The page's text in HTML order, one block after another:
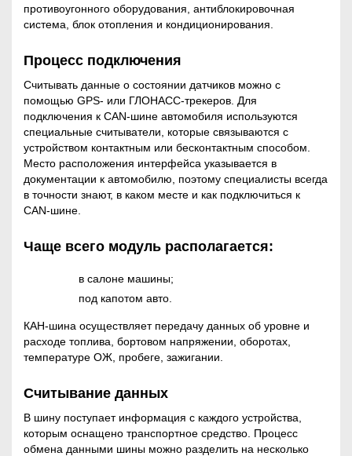
УСЛУГИ
противоугонного оборудования, антиблокировочная
система, блок отопления и кондиционирования.
Процесс подключения
Считывать данные о состоянии датчиков можно с
помощью GPS- или ГЛОНАСС-трекеров. Для
подключения к CAN-шине автомобиля используются
специальные считыватели, которые связываются с
устройством контактным или бесконтактным способом.
Место расположения интерфейса указывается в
документации к автомобилю, поэтому специалисты всегда
в точности знают, в каком месте и как подключиться к
CAN-шине.
Чаще всего модуль располагается:
в салоне машины;
под капотом авто.
КАН-шина осуществляет передачу данных об уровне и
расходе топлива, бортовом напряжении, оборотах,
температуре ОЖ, пробеге, зажигании.
Считывание данных
В шину поступает информация с каждого устройства,
которым оснащено транспортное средство. Процесс
обмена данными шины можно разделить на несколько